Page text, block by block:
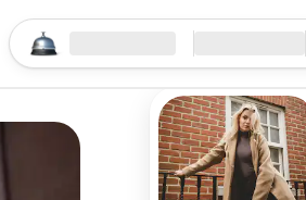
Comienza a explorar
Ubicación Llegada / Salida